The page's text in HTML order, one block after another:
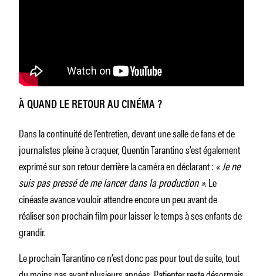
À QUAND LE RETOUR AU CINÉMA ?
Dans la continuité de l’entretien, devant une salle de fans et de
journalistes pleine à craquer, Quentin Tarantino s’est également
exprimé sur son retour derrière la caméra en déclarant : « Je ne
suis pas pressé de me lancer dans la production ». Le
cinéaste avance vouloir attendre encore un peu avant de
réaliser son prochain film pour laisser le temps à ses enfants de
grandir.
Le prochain Tarantino ce n’est donc pas pour tout de suite, tout